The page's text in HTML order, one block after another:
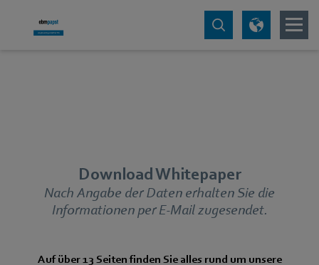
Download Whitepaper
Nach Angabe der Daten erhalten Sie die
Informationen per E-Mail zugesendet.
Auf über 13 Seiten finden Sie alles rund um unsere